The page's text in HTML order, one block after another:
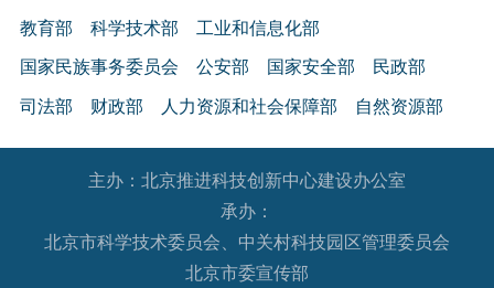
教育部 科学技术部 工业和信息化部
国家民族事务委员会 公安部 国家安全部 民政部
司法部 财政部 人力资源和社会保障部 自然资源部
生态环境部 住房和城乡建设部 交通运输部 水利部
农业农村部 商务部 文化和旅游部
退役军人事务部
国家语言文字工作委员会
主办：北京推进科技创新中心建设办公室
承办：
北京市科学技术委员会、中关村科技园区管理委员会
北京市委宣传部